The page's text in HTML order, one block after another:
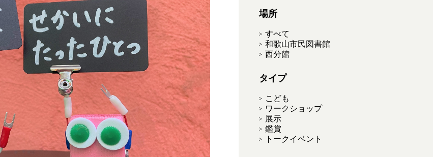
場所
すべて
和歌山市民図書館
西分館
タイプ
こども
ワークショップ
展示
鑑賞
トークイベント